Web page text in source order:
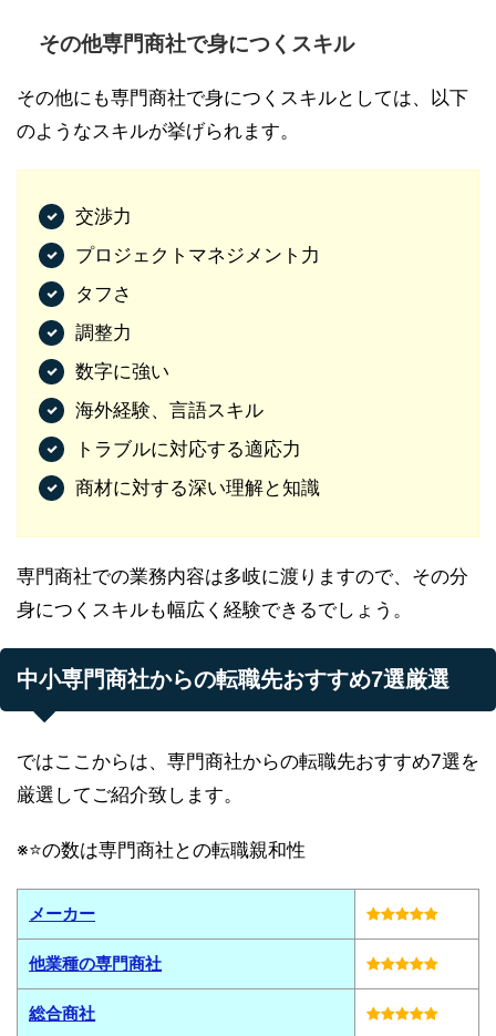
その他専門商社で身につくスキル
その他にも専門商社で身につくスキルとしては、以下
のようなスキルが挙げられます。
交渉力
プロジェクトマネジメント力
タフさ
調整力
数字に強い
海外経験、言語スキル
トラブルに対応する適応力
商材に対する深い理解と知識
専門商社での業務内容は多岐に渡りますので、その分
身につくスキルも幅広く経験できるでしょう。
中小専門商社からの転職先おすすめ7選厳選
ではここからは、専門商社からの転職先おすすめ7選を
厳選してご紹介致します。
※⭐️の数は専門商社との転職親和性
メーカー
他業種の専門商社
総合商社